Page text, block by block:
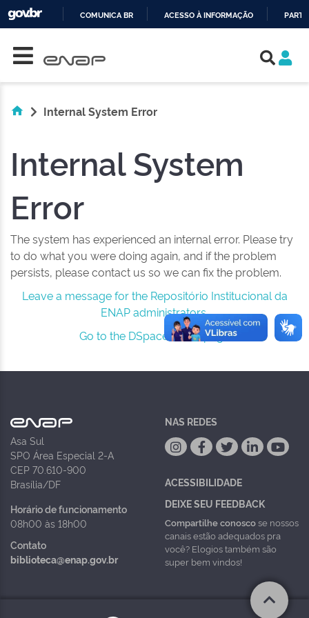
COMUNICA BR ACESSO À INFORMAÇÃO
Internal System Error
Internal System
Error
The system has experienced an internal error. Please try
to do what you were doing again, and if the problem
persists, please contact us so we can fix the problem.
Leave a message for the Repositório Institucional da
ENAP administrators.
Go to the DSpace home page
Asa Sul
SPO Área Especial 2-A
CEP 70.610-900
Brasília/DF
Horário de funcionamento
08h00 às 18h00
Contato
biblioteca@enap.gov.br
NAS REDES
ACESSIBILIDADE
DEIXE SEU FEEDBACK
Compartilhe conoscose nossos
canais estão adequados pra
você? Elogios também são
super bem vindos!